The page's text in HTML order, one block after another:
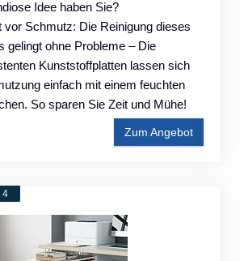
Idee haben Sie?
vor Schmutz: Die Reinigung dieses
gelingt ohne Probleme – Die
Kunststoffplatten lassen sich
einfach mit einem feuchten
So sparen Sie Zeit und Mühe!
Zum Angebot
4